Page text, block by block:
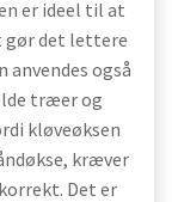
er ideel til at
gør det lettere
også
træer og
kløveøksen
kræver
Det er